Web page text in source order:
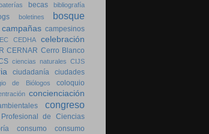
becas bibliografía
boletines
bosque
campañas campesinos
CEDHA celebración
CERNAR Cerro Blanco
ciencias naturales CIJS
ciudadanía
ciudades
de Biólogos
coloquio
concienciación
congreso
de Ciencias
consumo
consumo